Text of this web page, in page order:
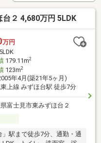
２ 4,680万円 5LDK
万円
5LDK
179.11m2
123m2
年4月(築21年5ヶ月)
上線 みずほ台駅 徒歩7分
富士見市東みずほ台２
」駅まで徒歩7分、通勤・通